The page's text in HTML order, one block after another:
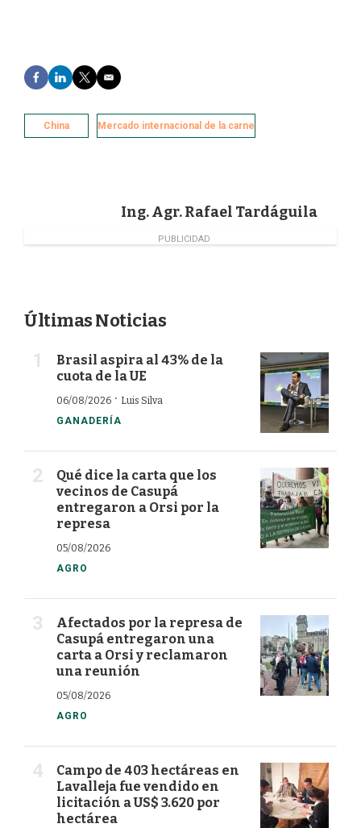
F
a
b
L
i
k
e
T
w
t
E
m
i
l
China Mercado internacional de la carne
Ing. Agr. Rafael Tardáguila
PUBLICIDAD
Últimas Noticias
Brasil aspira al 43% de la
cuota de la UE
06/08/2026 · Luis Silva
GANADERÍA
Qué dice la carta que los
vecinos de Casupá
entregaron a Orsi por la
represa
05/08/2026
AGRO
Afectados por la represa de
Casupá entregaron una
carta a Orsi y reclamaron
una reunión
05/08/2026
AGRO
Campo de 403 hectáreas en
Lavalleja fue vendido en
licitación a US$ 3.620 por
hectárea